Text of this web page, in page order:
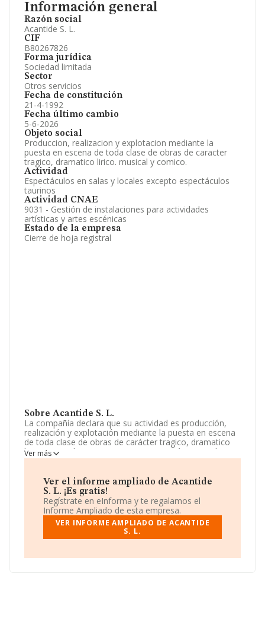
Información general
Razón social
Acantide S. L.
CIF
B80267826
Forma jurídica
Sociedad limitada
Sector
Otros servicios
Fecha de constitución
21-4-1992
Fecha último cambio
5-6-2026
Objeto social
Produccion, realizacion y explotacion mediante la
puesta en escena de toda clase de obras de caracter
tragico, dramatico lirico. musical y comico.
Actividad
Espectáculos en salas y locales excepto espectáculos
taurinos
Actividad CNAE
9031 - Gestión de instalaciones para actividades
artísticas y artes escénicas
Estado de la empresa
Cierre de hoja registral
Sobre Acantide S. L.
La compañía declara que su actividad es producción,
realización y explotación mediante la puesta en escena
de toda clase de obras de carácter tragico, dramatico
lirico. musical y comico. La empresa está registrada
como Sociedad Limitada. Su actividad CNAE es
actividad en mercados exteriores.
La compañíaAcantide S. L , con CIF B80267826, está
situada en Calle Sotomayor núm. 4, (28003), en el
municipio de Madrid, Madrid.
En relación con el sector y disponiendo de los datos de
asciende a 681 millones de euros y se calcula un
Ver más
Ver el informe ampliado de Acantide
S. L. ¡Es gratis!
Regístrate en eInforma y te regalamos el
Informe Ampliado de esta empresa.
VER INFORME AMPLIADO DE ACANTIDE
S. L.